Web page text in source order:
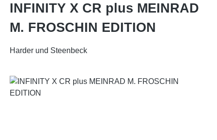
INFINITY X CR plus MEINRAD
M. FROSCHIN EDITION
Harder und Steenbeck
Bildergalerie überspringen